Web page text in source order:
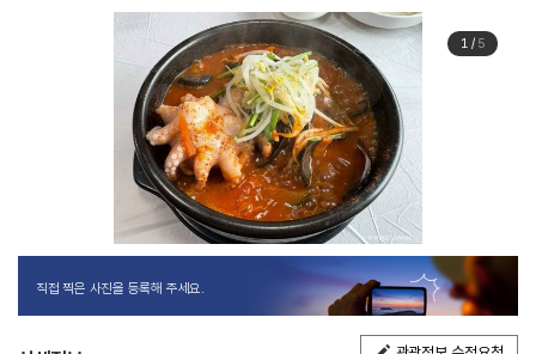
1/ 5
직접 찍은 사진을 등록해 주세요.